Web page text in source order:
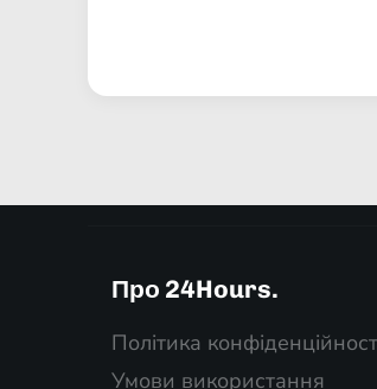
Про 24Hours.
Політика
Умови використання